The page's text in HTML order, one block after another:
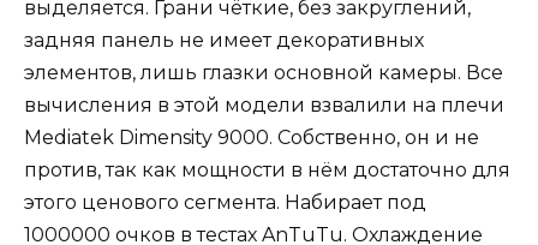
выделяется. Грани чёткие, без закруглений,
задняя панель не имеет декоративных
элементов, лишь глазки основной камеры. Все
вычисления в этой модели взвалили на плечи
Mediatek Dimensity 9000. Собственно, он и не
против, так как мощности в нём достаточно для
этого ценового сегмента. Набирает под
1000000 очков в тестах AnTuTu. Охлаждение